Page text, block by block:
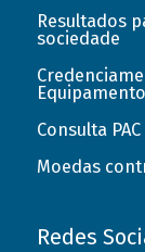
Resultados
sociedade
Consulta PAC
Moedas
Redes